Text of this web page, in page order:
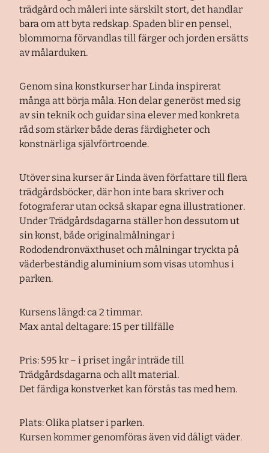
trädgård och måleri inte särskilt stort, det handlar
bara om att byta redskap. Spaden blir en pensel,
blommorna förvandlas till färger och jorden ersätts
av målarduken.
Genom sina konstkurser har Linda inspirerat
många att börja måla. Hon delar generöst med sig
av sin teknik och guidar sina elever med konkreta
råd som stärker både deras färdigheter och
konstnärliga självförtroende.
Utöver sina kurser är Linda även författare till flera
trädgårdsböcker, där hon inte bara skriver och
fotograferar utan också skapar egna illustrationer.
Under Trädgårdsdagarna ställer hon dessutom ut
sin konst, både originalmålningar i
Rododendronväxthuset och målningar tryckta på
väderbeständig aluminium som visas utomhus i
parken.
Kursens längd: ca 2 timmar.
Max antal deltagare: 15 per tillfälle
Pris: 595 kr – i priset ingår inträde till
Trädgårdsdagarna och allt material.
Det färdiga konstverket kan förstås tas med hem.
Plats: Olika platser i parken.
Kursen kommer genomföras även vid dåligt väder.